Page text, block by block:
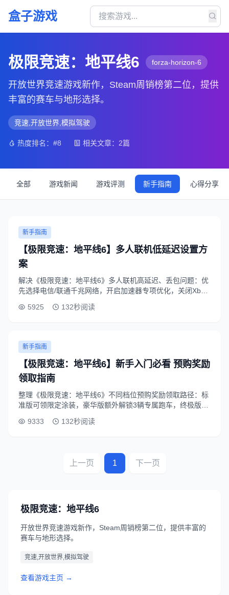
盒子游戏
极限竞速：地平线6 forza-horizon-6
开放世界竞速游戏新作，Steam周销榜第二位，提供
丰富的赛车与地形选择。
竞速,开放世界,模拟驾驶
热度排名：#8 相关文章：2篇
全部 游戏新闻 游戏评测 新手指南 心得分享
新手指南
【极限竞速：地平线6】多人联机低延迟设置方
案
解决《极限竞速：地平线6》多人联机高延迟、丢包问题：优
先选择电信/联通千兆网络，开启加速器专项优化，关闭Xbox
卡顿掉线。
5925 132秒阅读
新手指南
【极限竞速：地平线6】新手入门必看 预购奖励
领取指南
整理《极限竞速：地平线6》不同档位预购奖励领取路径：标
准版可领限定涂装，豪华版额外解锁3辆专属跑车，终极版提
取。9333 132秒阅读
上一页 1 下一页
极限竞速：地平线6
开放世界竞速游戏新作，Steam周销榜第二位，提供丰富的
赛车与地形选择。
竞速,开放世界,模拟驾驶
查看游戏主页 →